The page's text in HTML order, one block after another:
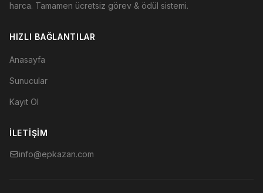
harca. Tamamen ücretsiz görev & ödül sistemi.
HIZLI BAĞLANTILAR
Anasayfa
Sunucular
Kayıt Ol
İLETIŞIM
info@epkazan.com